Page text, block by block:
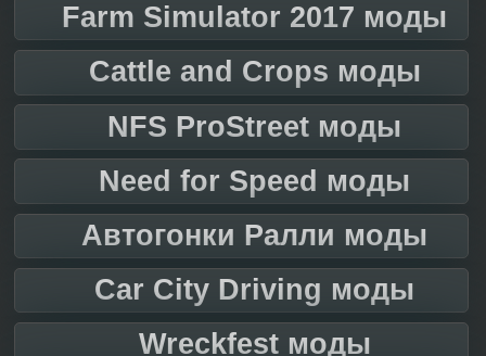
Farm Simulator 2017 моды
Cattle and Crops моды
NFS ProStreet моды
Need for Speed моды
Автогонки Ралли моды
Car City Driving моды
Wreckfest моды